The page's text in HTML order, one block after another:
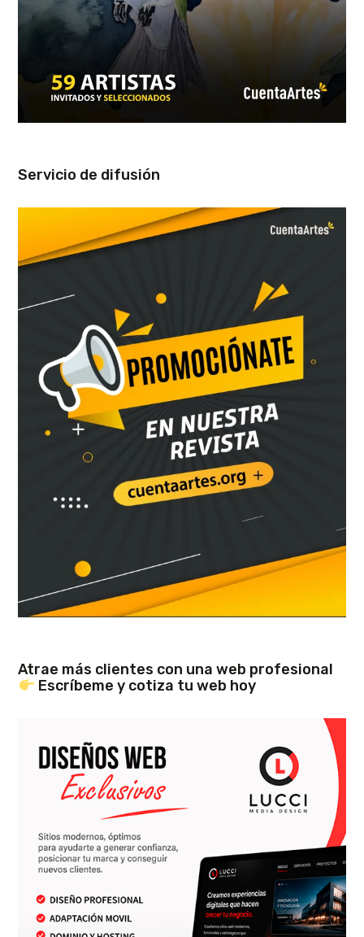
Servicio de difusión
Atrae más clientes con una web profesional
Escríbeme y cotiza tu web hoy